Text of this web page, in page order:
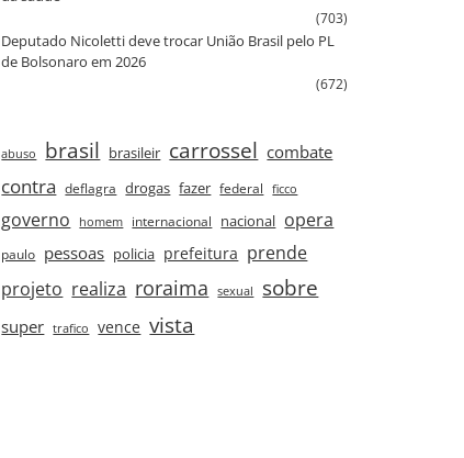
(703)
Deputado Nicoletti deve trocar União Brasil pelo PL
de Bolsonaro em 2026
(672)
abuso brasil brasileir carrossel combate
contra deflagra drogas fazer federal ficco
governo homem internacional nacional opera
paulo pessoas policia prefeitura prende
projeto realiza roraima sexual sobre
super trafico vence vista